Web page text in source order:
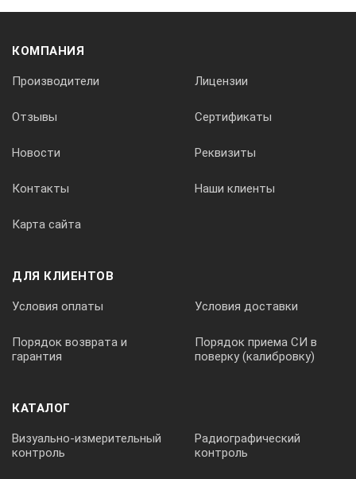
1,4
250
0,01 мм/м
300
КОМПАНИЯ
Производители Лицензии
Отзывы Сертификаты
Новости Реквизиты
Контакты Наши клиенты
Карта сайта
ДЛЯ КЛИЕНТОВ
Условия оплаты Условия доставки
Порядок возврата и
гарантия
Порядок приема СИ в
поверку (калибровку)
КАТАЛОГ
Визуально-измерительный
контроль
Радиографический
контроль